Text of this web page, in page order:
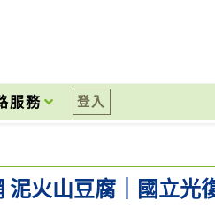
服務 登入
火山豆腐｜國立光